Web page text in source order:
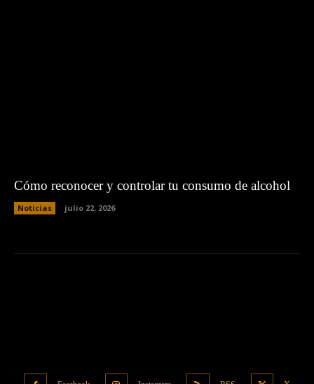
Cómo reconocer y controlar tu consumo de alcohol
Noticias julio 22, 2026